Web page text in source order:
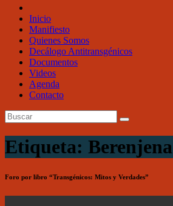
Inicio
Manifiesto
Quienes Somos
Decálogo Antitransgénicos
Documentos
Videos
Agenda
Contacto
Etiqueta: Berenjena
Foro por libro “Transgénicos: Mitos y Verdades”